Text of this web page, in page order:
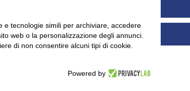
accessibilità UNIDATA - Informativa privacy (per i
e tecnologie simili per archiviare, accedere
web o la personalizzazione degli annunci.
di non consentire alcuni tipi di cookie.
Powered by